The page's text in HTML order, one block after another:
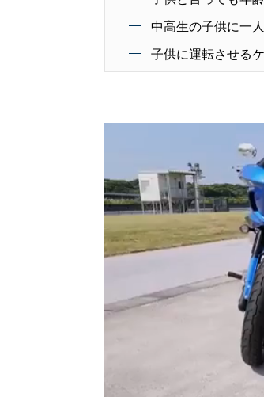
中高生の子供に一
子供に運転させる